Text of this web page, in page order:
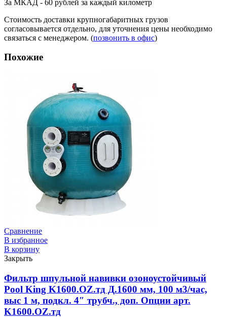
За МКАД - 60 рублей за каждый километр
Стоимость доставки крупногабаритных грузов
согласовывается отдельно, для уточнения цены необходимо
связаться с менеджером. (позвонить в офис)
Похожие
Сравнение
В избранное
В корзину
Закрыть
Фильтр шпульной навивки озоноустойчивый
Pool King K1600.OZ.тд Д.1600 мм, 100 м3/час,
выс 1 м, подкл. 4″ трубч., доп. Опции арт.
K1600.OZ.тд